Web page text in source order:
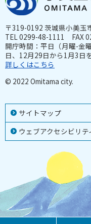
サイトマップ
ウェブアクセシビリテ
〒319-0192 茨城県小美玉
TEL 0299-48-1111 FAX
開庁時間：平日（月曜-金
日、12月29日から1月3日
詳しくはこちら
© 2022 Omitama city.